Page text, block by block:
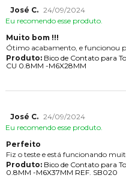
José C. 24/09/2024
Eu recomendo esse produto.
Muito bom !!!
Ótimo acabamento, e funcionou
Produto:Bico de Contato para
CU 0.8MM -M6X28MM
José C. 24/09/2024
Eu recomendo esse produto.
Perfeito
Fiz o teste e está funcionando
Produto:Bico de Contato para
0.8MM -M6X37MM REF. SB020